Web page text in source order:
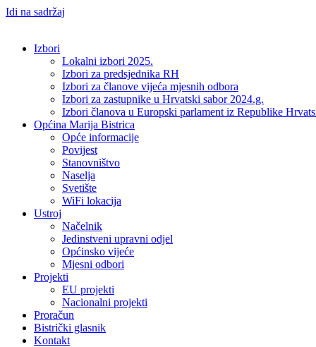
Idi na sadržaj
Izbori
Lokalni izbori 2025.
Izbori za predsjednika RH
Izbori za članove vijeća mjesnih odbora
Izbori za zastupnike u Hrvatski sabor 2024.g.
Izbori članova u Europski parlament iz Republike
Općina Marija Bistrica
Opće informacije
Povijest
Stanovništvo
Naselja
Svetište
WiFi lokacija
Ustroj
Načelnik
Jedinstveni upravni odjel
Općinsko vijeće
Mjesni odbori
Projekti
EU projekti
Nacionalni projekti
Proračun
Bistrički glasnik
Kontakt